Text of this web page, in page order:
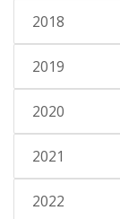
2018
2019
2020
2021
2022